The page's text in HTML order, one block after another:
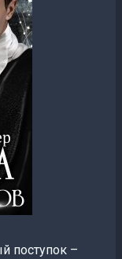
поступок –